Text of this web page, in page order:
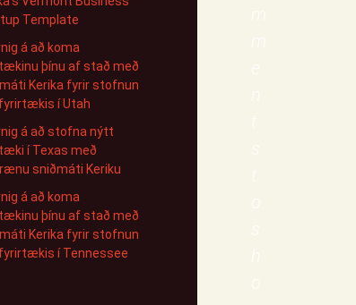
Template
á að koma
þínu af stað með
Kerika fyrir stofnun
í Utah
á að stofna nýtt
í Texas með
sniðmáti Keriku
á að koma
þínu af stað með
Kerika fyrir stofnun
í Tennessee
m
m
e
n
t
s
t
o
s
h
o